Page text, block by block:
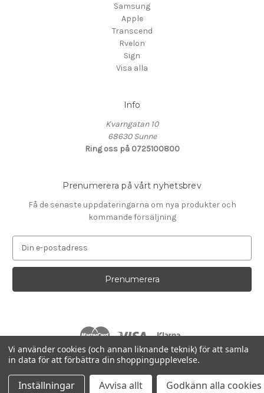
Samsung
Apple
Transcend
Rvelon
Sign
Visa alla
Info
Kvarngatan 10
68630 Sunne
Ring oss på 0725100800
Prenumerera på vårt nyhetsbrev
Få de senaste uppdateringarna om nya produkter och
kommande försäljning
p
s
e
s
s
© 2026 Smartcare Service
Vi använder cookies (och annan liknande teknik) för att samla
in data för att förbättra din shoppingupplevelse.
Inställningar Avvisa allt Godkänn alla cookies